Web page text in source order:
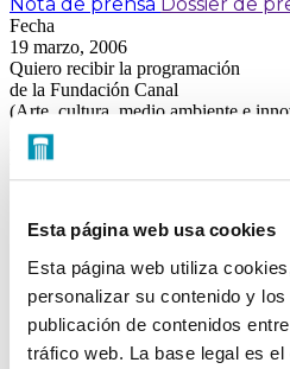
Esta página web usa cookies
Esta página web utiliza
personalizar su contenido y
publicación de contenidos
tráfico web. La base legal es
Fecha
19 marzo, 2006
Quiero recibir la programación
de la Fundación Canal
(Arte, cultura, medio ambiente e
FUNDACIÓN CANAL
Portal de transparencia
Visítanos
Alquiler de espacios
Tienda
CONTACTO